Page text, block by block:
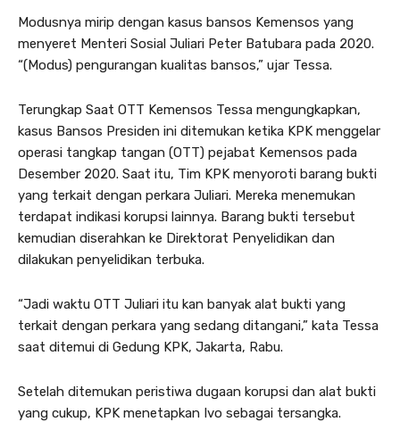
Modusnya mirip dengan kasus bansos Kemensos yang
menyeret Menteri Sosial Juliari Peter Batubara pada 2020.
“(Modus) pengurangan kualitas bansos,” ujar Tessa.
Terungkap Saat OTT Kemensos Tessa mengungkapkan,
kasus Bansos Presiden ini ditemukan ketika KPK menggelar
operasi tangkap tangan (OTT) pejabat Kemensos pada
Desember 2020. Saat itu, Tim KPK menyoroti barang bukti
yang terkait dengan perkara Juliari. Mereka menemukan
terdapat indikasi korupsi lainnya. Barang bukti tersebut
kemudian diserahkan ke Direktorat Penyelidikan dan
dilakukan penyelidikan terbuka.
“Jadi waktu OTT Juliari itu kan banyak alat bukti yang
terkait dengan perkara yang sedang ditangani,” kata Tessa
saat ditemui di Gedung KPK, Jakarta, Rabu.
Setelah ditemukan peristiwa dugaan korupsi dan alat bukti
yang cukup, KPK menetapkan Ivo sebagai tersangka.